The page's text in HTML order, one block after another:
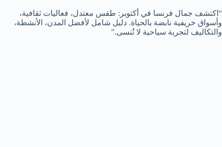
“اكتشف جمال فرنسا في أكتوبر: طقس معتدل، فعاليات ثقافية،
وأسواق خريفية نابضة بالحياة. دليل شامل لأفضل المدن، الأنشطة،
والتكاليف لتجربة سياحية لا تُنسى.”